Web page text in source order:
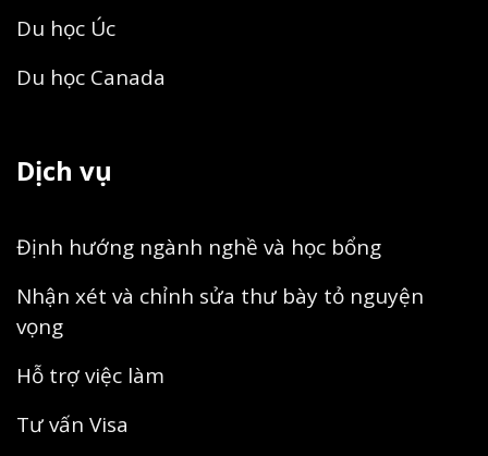
Du học Úc
Du học Canada
Dịch vụ
Định hướng ngành nghề và học bổng
Nhận xét và chỉnh sửa thư bày tỏ nguyện
vọng
Hỗ trợ việc làm
Tư vấn Visa